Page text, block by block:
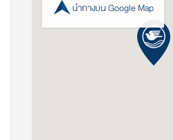
นำทางบน Google Map